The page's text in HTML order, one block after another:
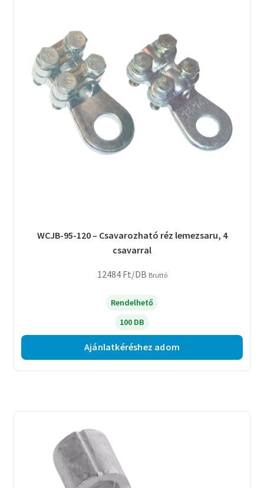
WCJB-95-120 – Csavarozható réz lemezsaru, 4
csavarral
12484 Ft/DB Bruttó
Rendelhető
100 DB
Ajánlatkéréshez adom